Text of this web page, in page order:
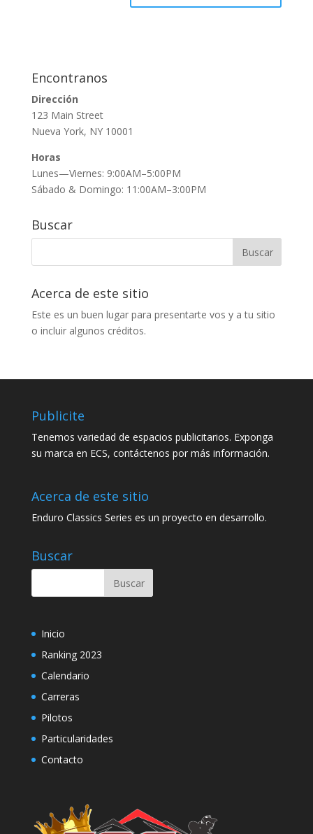
Encontranos
Dirección
123 Main Street
Nueva York, NY 10001
Horas
Lunes—Viernes: 9:00AM–5:00PM
Sábado & Domingo: 11:00AM–3:00PM
Buscar
Acerca de este sitio
Este es un buen lugar para presentarte vos y a tu sitio
o incluir algunos créditos.
Publicite
Tenemos variedad de espacios publicitarios. Exponga
su marca en ECS, contáctenos por más información.
Acerca de este sitio
Enduro Classics Series es un proyecto en desarrollo.
Buscar
Inicio
Ranking 2023
Calendario
Carreras
Pilotos
Particularidades
Contacto